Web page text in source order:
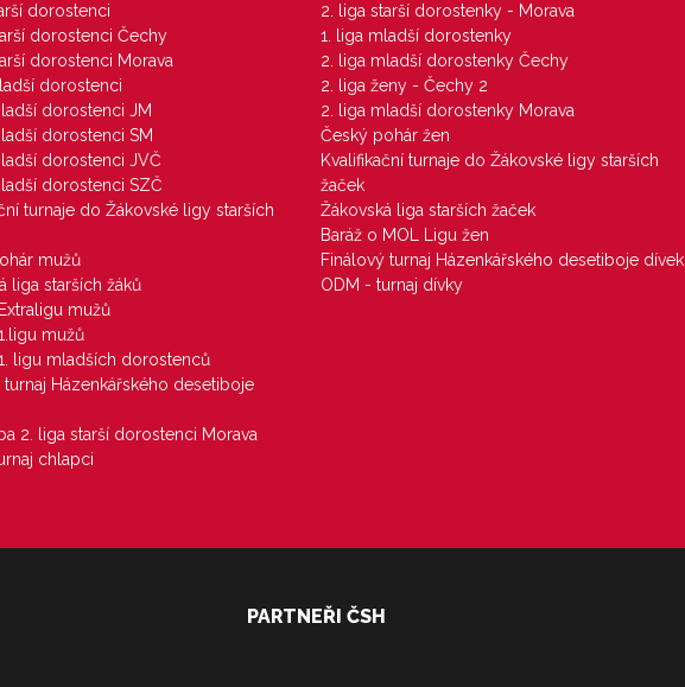
dorostenci
dorostenci Čechy
dorostenci Morava
dorostenci
dorostenci JM
dorostenci SM
dorostenci JVČ
dorostenci SZČ
turnaje do Žákovské ligy starších
mužů
liga starších žáků
mužů
mužů
ligu mladších dorostenců
turnaj Házenkářského desetiboje
2. liga starší dorostenci Morava
chlapci
2. liga starší dorostenky - Morava
1. liga mladší dorostenky
2. liga mladší dorostenky Čechy
2. liga ženy - Čechy 2
2. liga mladší dorostenky Morava
Český pohár žen
Kvalifikační turnaje do Žákovské ligy starších
žaček
Žákovská liga starších žaček
Baráž o MOL Ligu žen
Finálový turnaj Házenkářského desetiboje dívek
ODM - turnaj dívky
PARTNEŘI ČSH